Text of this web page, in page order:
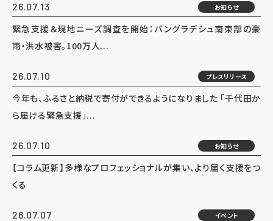
26.07.13 お知らせ
緊急支援＆現地ニーズ調査を開始：バングラデシュ南東部の豪
雨・洪水被害。100万人...
26.07.10 プレスリリース
今年も、ふるさと納税で寄付ができるようになりました 「千代田か
ら届ける緊急支援」...
26.07.10 お知らせ
【コラム更新】多様なプロフェッショナルが集い、より届く支援をつ
くる
26.07.07 イベント